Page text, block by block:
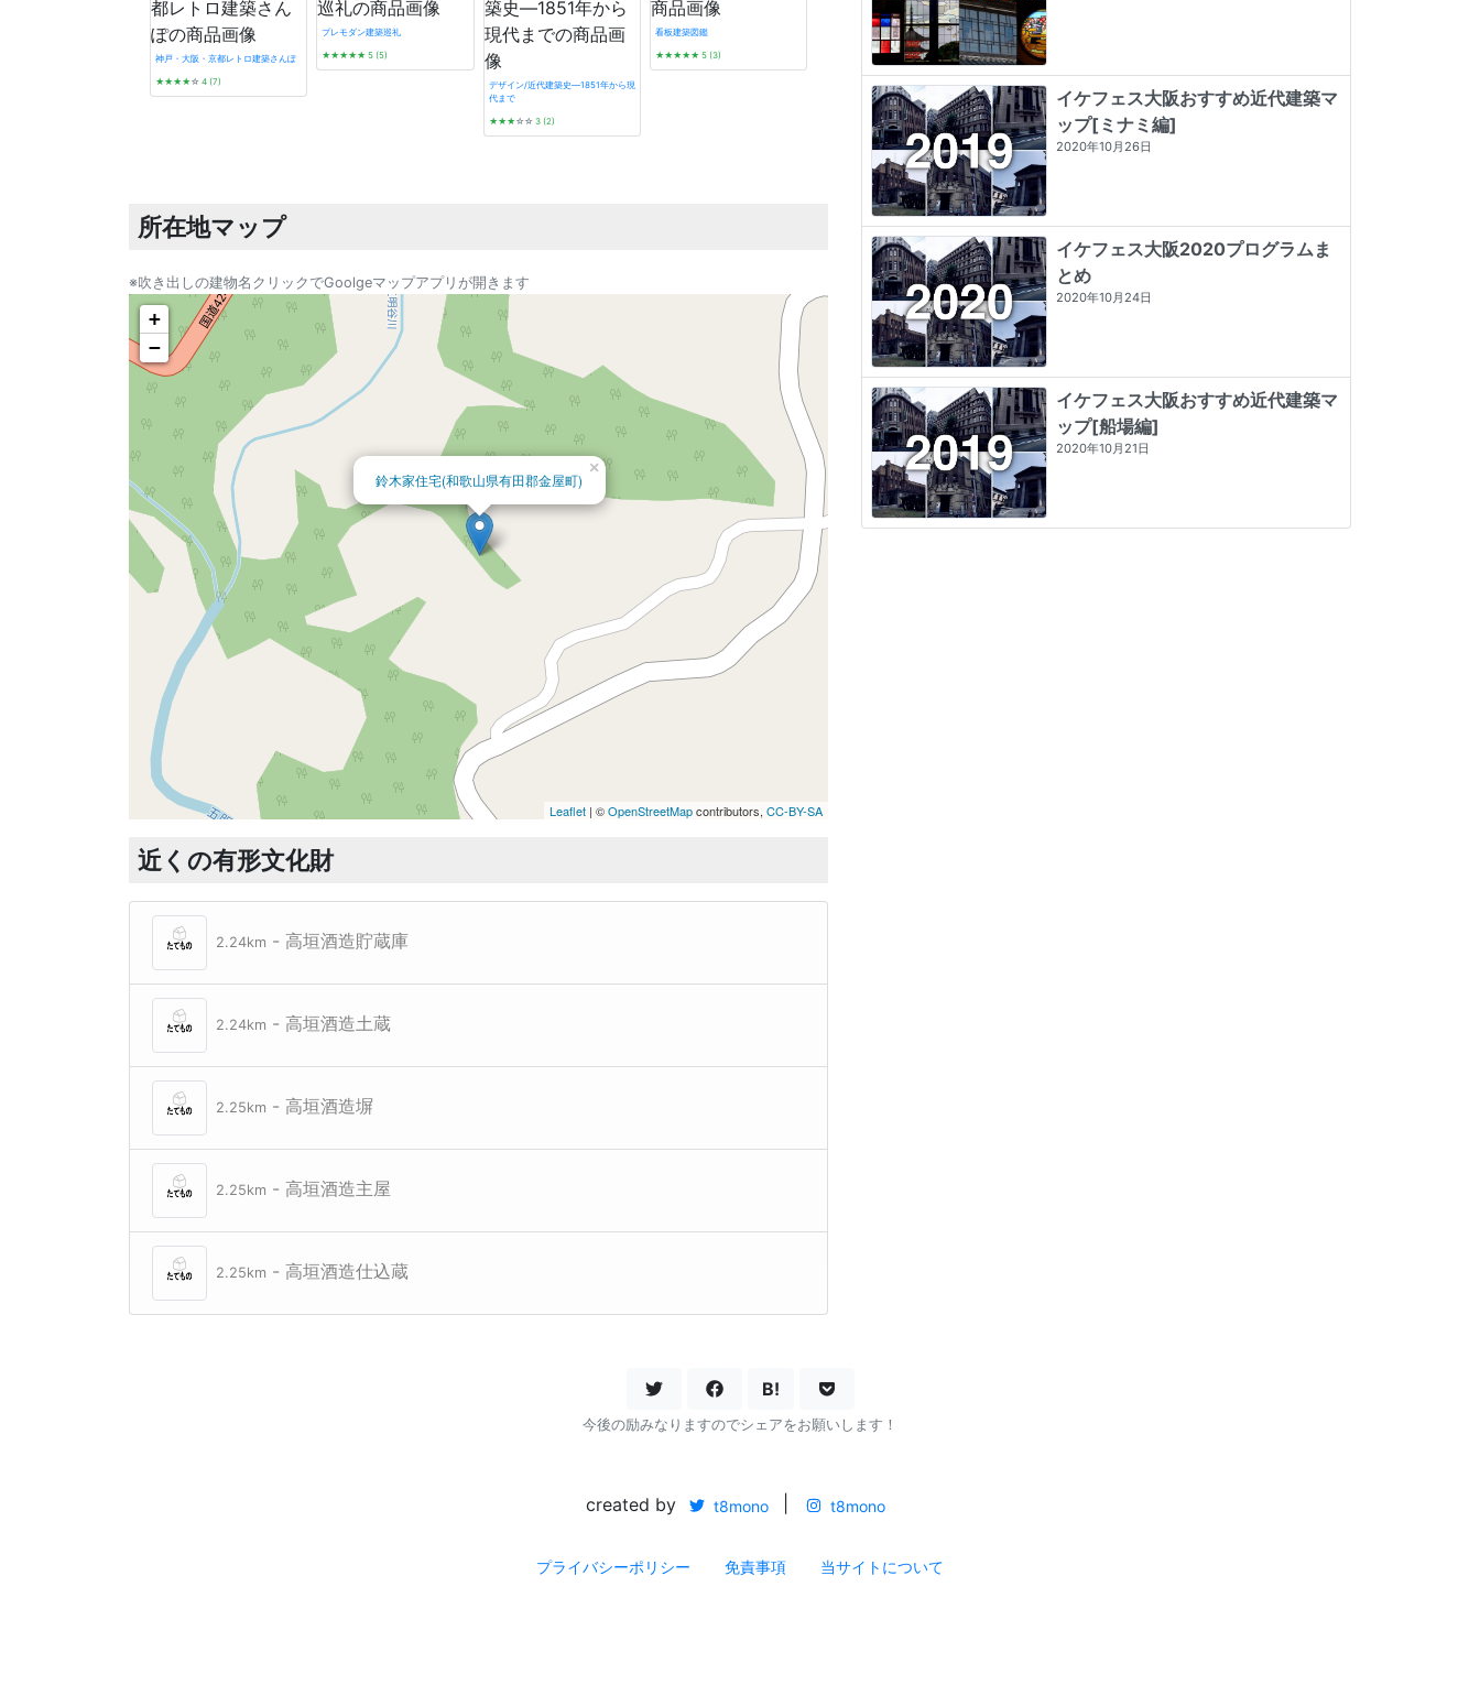
神戸・大阪・京都レトロ建築さんぽ
★★★★☆ 4 (7)
プレモダン建築巡礼
★★★★★ 5 (5)
デザイン/近代建築史―1851年から現
代まで
★★★☆☆ 3 (2)
看板建築図鑑
★★★★★5 (3)
タイル建築探訪
0 (0)
東京店構え マテウシュ・ウルバノヴ
ィチ作品集
★★★★★5 (84)
昭和モダン建築巡礼 完全版1945-64
所在地マップ
※吹き出しの建物名クリックでGoolgeマップアプリが開きます
鈴木家住宅(和歌山県有田郡金屋町)
×
+
−
Leaflet | ©OpenStreetMapcontributors, CC-BY-SA
近くの有形文化財
2.24km - 高垣酒造貯蔵庫
2.24km - 高垣酒造土蔵
2.25km - 高垣酒造塀
2.25km - 高垣酒造主屋
2.25km - 高垣酒造仕込蔵
イケフェス大阪おすすめ近代建築マ
ップ[ミナミ編]
2020年10月26日
イケフェス大阪2020プログラムま
とめ
2020年10月24日
イケフェス大阪おすすめ近代建築マ
ップ[船場編]
2020年10月21日
B!
今後の励みなりますのでシェアをお願いします！
created by t8mono t8mono
プライバシーポリシー 免責事項 当サイトについて